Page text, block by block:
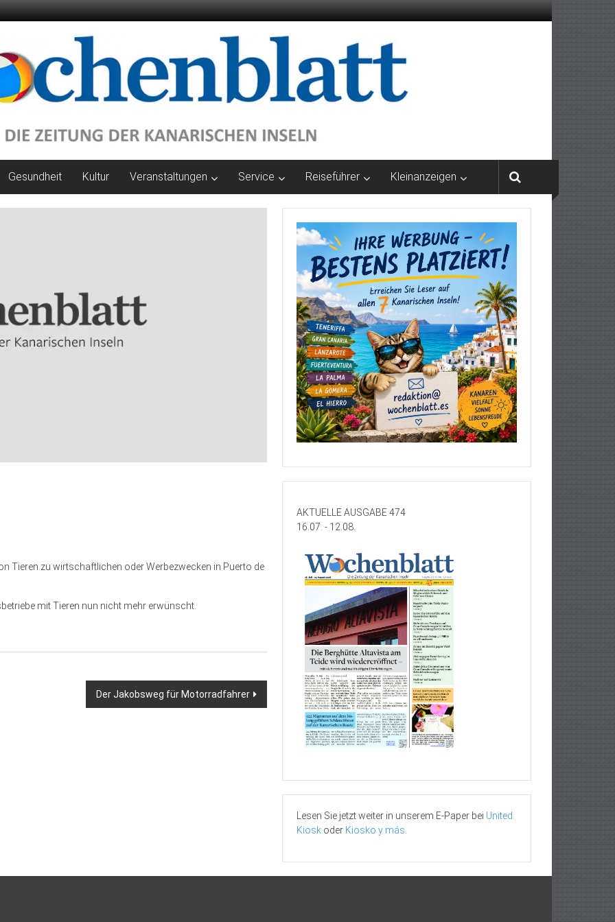
Gesundheit Kultur Veranstaltungen Service Reiseführer Kleinanzeigen
Tieren zu wirtschaftlichen oder Werbezwecken in Puerto de
mit Tieren nun nicht mehr erwünscht.
Der Jakobsweg für Motorradfahrer
AKTUELLE AUSGABE 474
16.07. - 12.08.
Lesen Sie jetzt weiter in unserem E-Paper bei United
Kiosk oder Kiosko y más